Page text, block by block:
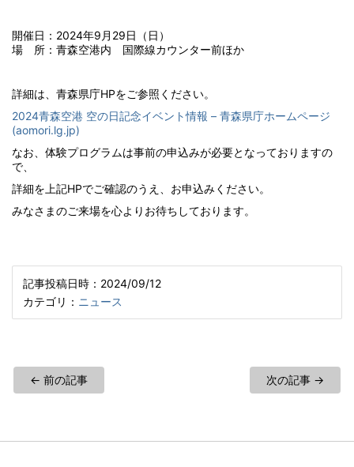
開催日：2024年9月29日（日）
場 所：青森空港内 国際線カウンター前ほか
詳細は、青森県庁HPをご参照ください。
2024青森空港 空の日記念イベント情報 – 青森県庁ホームページ
(aomori.lg.jp)
なお、体験プログラムは事前の申込みが必要となっておりますの
で、
詳細を上記HPでご確認のうえ、お申込みください。
みなさまのご来場を心よりお待ちしております。
記事投稿日時：2024/09/12
カテゴリ： ニュース
← 前の記事 次の記事 →